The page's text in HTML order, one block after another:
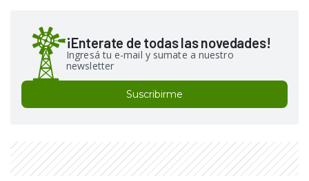
¡Enterate de todas las novedades!
Ingresá tu e-mail y sumate a nuestro
newsletter
Suscribirme